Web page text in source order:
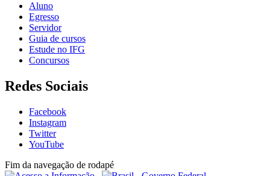
Aluno
Egresso
Servidor
Guia de cursos
Estude no IFG
Concursos
Redes Sociais
Facebook
Instagram
Twitter
YouTube
Fim da navegação de rodapé